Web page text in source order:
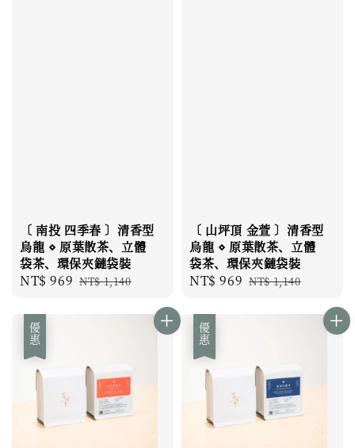
〔 南投 四季春 〕清香型
烏龍 ⋄ 原葉散茶、立體
袋茶、環保夾鏈袋裝
Sale
NT$ 969 Regular
NT$ 1,140
〔 山坪頂 金萱 〕清香型
烏龍 ⋄ 原葉散茶、立體
袋茶、環保夾鏈袋裝
Sale
NT$ 969 Regular
NT$ 1,140
優惠 優惠